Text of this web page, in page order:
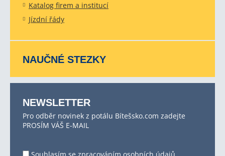
Katalog firem a institucí
Jízdní řády
NAUČNÉ STEZKY
NEWSLETTER
Pro odběr novinek z potálu Bítešsko.com zadejte
PROSÍM VÁŠ E-MAIL